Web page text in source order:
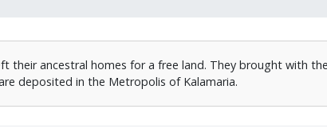
their ancestral homes for a free land. They brought with
deposited in the Metropolis of Kalamaria.